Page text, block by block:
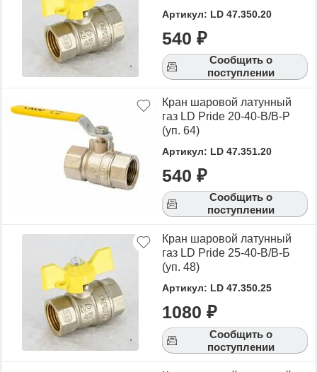
Артикул: LD 47.350.20
540 ₽
Сообщить о
поступлении
Кран шаровой латунный
газ LD Pride 20-40-В/В-Р
(уп. 64)
Артикул: LD 47.351.20
540 ₽
Сообщить о
поступлении
Кран шаровой латунный
газ LD Pride 25-40-В/В-Б
(уп. 48)
Артикул: LD 47.350.25
1080 ₽
Сообщить о
поступлении